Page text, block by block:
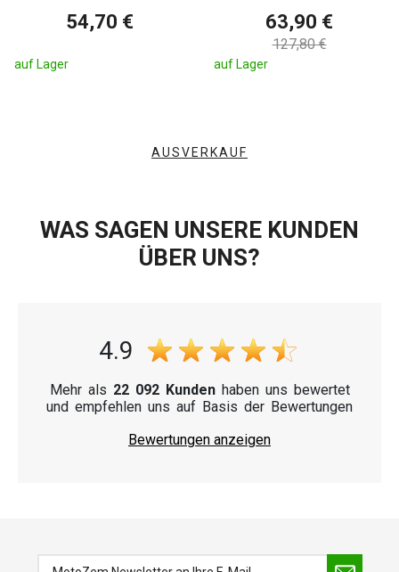
54,70 €
auf Lager
63,90 €
127,80 €
auf Lager
AUSVERKAUF
WAS SAGEN UNSERE KUNDEN
ÜBER UNS?
4.9
Mehr als 22 092 Kundenhaben uns bewertet
und empfehlen uns auf Basis der Bewertungen
Bewertungen anzeigen